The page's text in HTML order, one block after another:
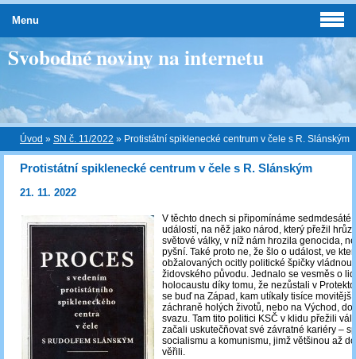
Svobodné noviny na internetu
Úvod » SN č. 11/2022 » Protistátní spiklenecké centrum v čele s R. Slánským
Protistátní spiklenecké centrum v čele s R. Slánským
21. 11. 2022
V těchto dnech si připomínáme sedmdesáté
událostí, na něž jako národ, který přežil
světové války, v níž nám hrozila genocida,
pyšní. Také proto ne, že šlo o událost, ve
obžalovaných ocitly politické špičky
židovského původu. Jednalo se vesměs o
holocaustu díky tomu, že nezůstali v
se buď na Západ, kam utíkaly tisíce
záchraně holých životů, nebo na Východ, do
svazu. Tam tito politici KSČ v klidu přežili
začali uskutečňovat své závratné kariéry –
socialismu a komunismu, jimž většinou až
věřili.
Menu